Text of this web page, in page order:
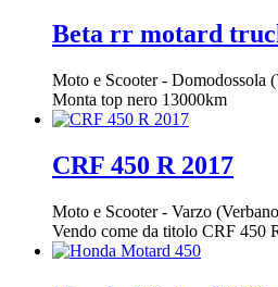
Beta rr motard
Moto e Scooter- Domodossola
Monta top nero 13000km
CRF 450 R 2017
Moto e Scooter- Varzo
Vendo come da titolo CRF 450